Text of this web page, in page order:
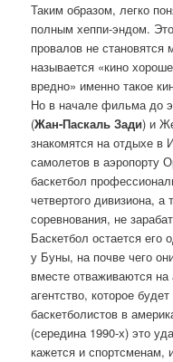
Таким образом, легко
полным хеппи-эндом.
провалов не становятся
называется «кино
вредно» именно такое
Но в начале фильма до
(Жан-Паскаль Зади) и
знакомятся на отдыхе в
самолетов в аэропорту
баскетбол
четвертого дивизиона, а
соревнования, не
Баскетбол остается его
у Буны, на почве чего
вместе отваживаются
агентство, которое
баскетболистов в
(середина 1990-х) это
кажется и спортсменам,